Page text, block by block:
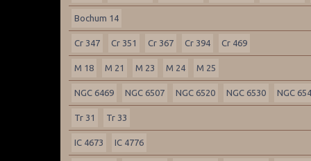
Bochum 14
Cr 347 Cr 351 Cr 367 Cr 394 Cr 469
M 18 M 21 M 23 M 24 M 25
NGC 6469 NGC 6507 NGC 6520 NGC 6530 NGC
Tr 31 Tr 33
IC 4673 IC 4776